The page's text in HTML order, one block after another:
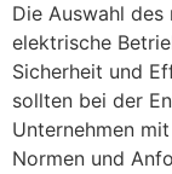
Die Auswahl
elektrische
Sicherheit und
sollten bei der
Unternehmen
Normen und